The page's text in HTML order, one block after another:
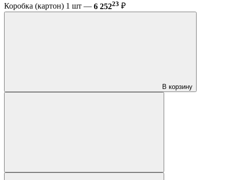
Коробка (картон) 1 шт — 6 25223 ₽
В корзину